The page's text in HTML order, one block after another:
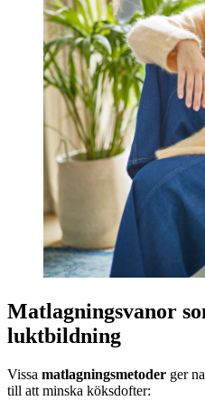
Matlagningsvanor
luktbildning
Vissa matlagningsmetoder ger
till att minska köksdofter: